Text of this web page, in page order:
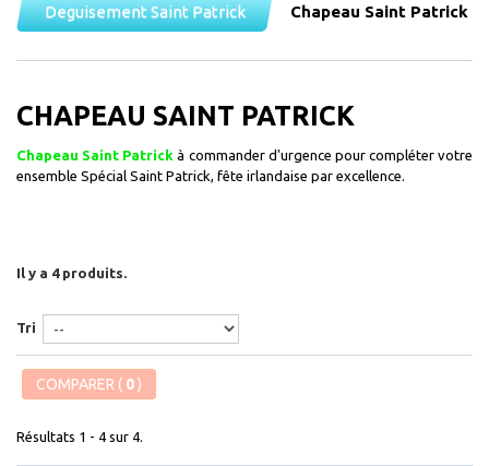
Deguisement Saint Patrick Chapeau Saint Patrick
CHAPEAU SAINT PATRICK
Chapeau Saint Patrick à commander d'urgence pour compléter votre
ensemble Spécial Saint Patrick, fête irlandaise par excellence.
Il y a 4 produits.
Tri
COMPARER ( 0)
Résultats 1 - 4 sur 4.